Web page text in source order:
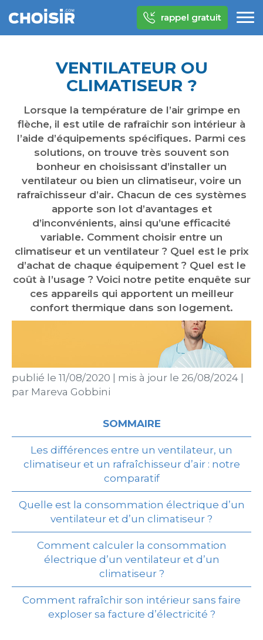
rappel gratuit
VENTILATEUR OU
CLIMATISEUR ?
Lorsque la température de l’air grimpe en
flèche, il est utile de rafraîchir son intérieur à
l’aide d’équipements spécifiques. Parmi ces
solutions, on trouve très souvent son
bonheur en choisissant d’installer un
ventilateur ou bien un climatiseur, voire un
rafraîchisseur d’air. Chacun de ces systèmes
apporte son lot d’avantages et
d’inconvénients, ainsi qu’une efficacité
variable. Comment choisir entre un
climatiseur et un ventilateur ? Quel est le prix
d’achat de chaque équipement ? Quel est le
coût à l’usage ? Voici notre petite enquête sur
ces appareils qui apportent un meilleur
confort thermique dans son logement.
publié le 11/08/2020 mis à jour le 26/08/2024
par Mareva Gobbini
SOMMAIRE
Les différences entre un ventilateur, un
climatiseur et un rafraîchisseur d’air : notre
comparatif
Quelle est la consommation électrique d’un
ventilateur et d’un climatiseur ?
Comment calculer la consommation
électrique d’un ventilateur et d’un
climatiseur ?
Comment rafraîchir son intérieur sans faire
exploser sa facture d’électricité ?